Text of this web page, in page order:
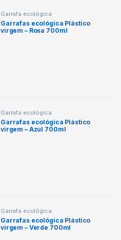
Garrafa ecológica
Garrafas ecológica Plástico
virgem – Rosa 700ml
Garrafa ecológica
Garrafas ecológica Plástico
virgem – Azul 700ml
Garrafa ecológica
Garrafas ecológica Plástico
virgem – Verde 700ml